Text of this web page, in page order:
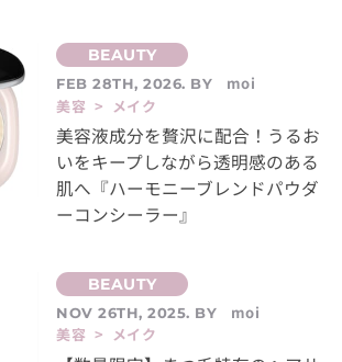
FEB 28TH, 2026. BY
moi
美容 > メイク
美容液成分を贅沢に配合！うるお
いをキープしながら透明感のある
肌へ『ハーモニーブレンドパウダ
ーコンシーラー』
NOV 26TH, 2025. BY
moi
美容 > メイク